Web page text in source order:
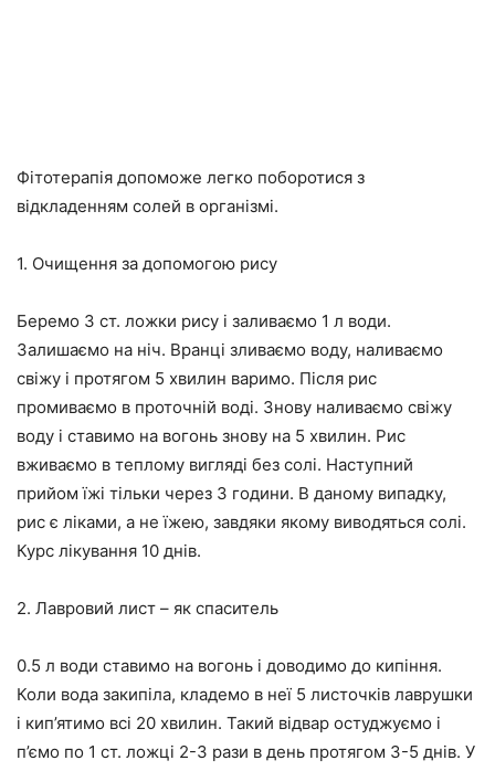
Фітотерапія допоможе легко поборотися з
відкладенням солей в організмі.
1. Очищення за допомогою рису
Беремо 3 ст. ложки рису і заливаємо 1 л води.
Залишаємо на ніч. Вранці зливаємо воду, наливаємо
свіжу і протягом 5 хвилин варимо. Після рис
промиваємо в проточній воді. Знову наливаємо свіжу
воду і ставимо на вогонь знову на 5 хвилин. Рис
вживаємо в теплому вигляді без солі. Наступний
прийом їжі тільки через 3 години. В даному випадку,
рис є ліками, а не їжею, завдяки якому виводяться солі.
Курс лікування 10 днів.
2. Лавровий лист – як спаситель
0.5 л води ставимо на вогонь і доводимо до кипіння.
Коли вода закипіла, кладемо в неї 5 листочків лаврушки
і кип’ятимо всі 20 хвилин. Такий відвар остуджуємо і
п’ємо по 1 ст. ложці 2-3 рази в день протягом 3-5 днів. У